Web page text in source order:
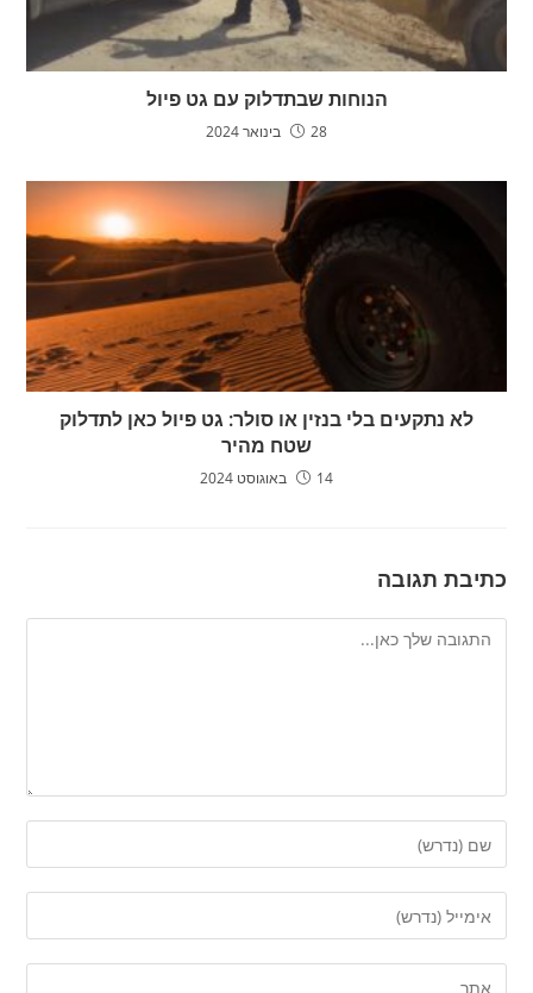
הנוחות שבתדלוק עם גט פיול
28 בינואר 2024
לא נתקעים בלי בנזין או סולר: גט פיול כאן לתדלוק
שטח מהיר
14 באוגוסט 2024
כתיבת תגובה